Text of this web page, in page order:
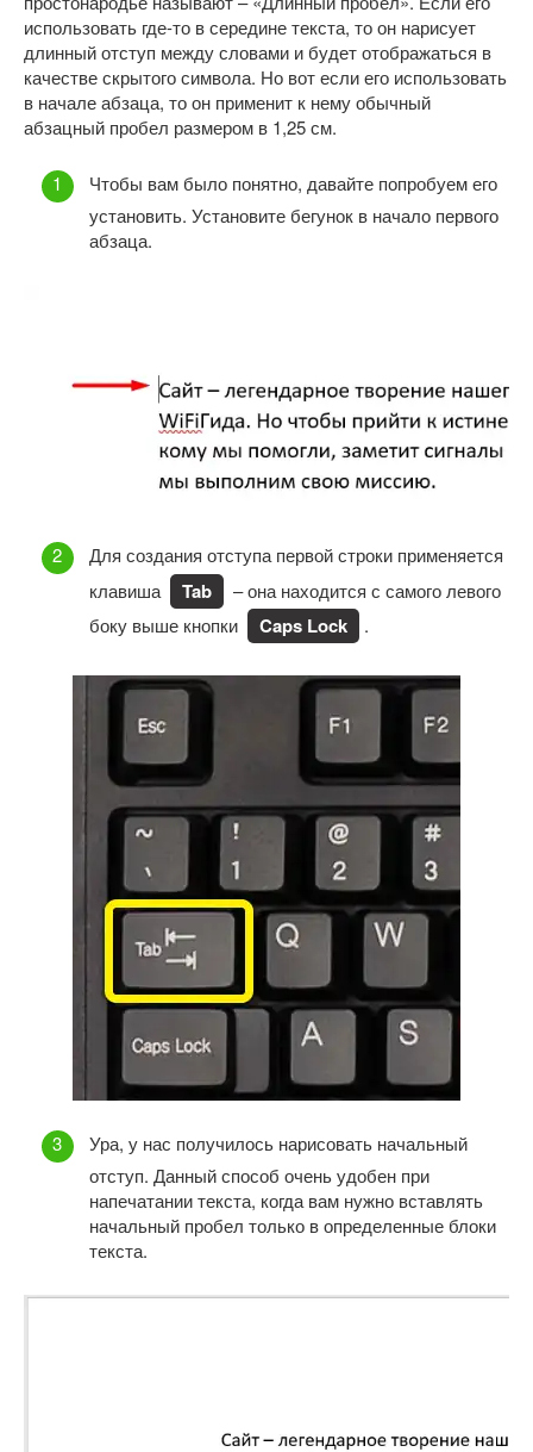
использовать где-то в середине текста, то он нарисует
длинный отступ между словами и будет отображаться в
качестве скрытого символа. Но вот если его использовать
в начале абзаца, то он применит к нему обычный
абзацный пробел размером в 1,25 см.
Чтобы вам было понятно, давайте попробуем его
установить. Установите бегунок в начало первого
абзаца.
Для создания отступа первой строки применяется
клавиша
Tab
– она находится с самого левого
боку выше кнопки
Caps Lock .
Ура, у нас получилось нарисовать начальный
отступ. Данный способ очень удобен при
напечатании текста, когда вам нужно вставлять
начальный пробел только в определенные блоки
текста.